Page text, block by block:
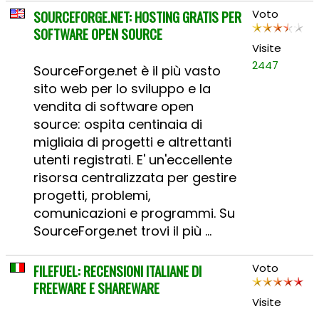
SOURCEFORGE.NET: HOSTING GRATIS PER
SOFTWARE OPEN SOURCE
SourceForge.net è il più vasto
sito web per lo sviluppo e la
vendita di software open
source: ospita centinaia di
migliaia di progetti e altrettanti
utenti registrati. E' un'eccellente
risorsa centralizzata per gestire
progetti, problemi,
comunicazioni e programmi. Su
SourceForge.net trovi il più ...
Voto
Visite
2447
FILEFUEL: RECENSIONI ITALIANE DI
FREEWARE E SHAREWARE
Voto
Visite